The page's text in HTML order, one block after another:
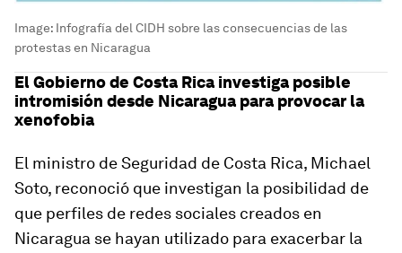
Image: Infografía del CIDH sobre las consecuencias de las
protestas en Nicaragua
El Gobierno de Costa Rica investiga posible
intromisión desde Nicaragua para provocar la
xenofobia
El ministro de Seguridad de Costa Rica, Michael
Soto, reconoció que investigan la posibilidad de
que perfiles de redes sociales creados en
Nicaragua se hayan utilizado para exacerbar la